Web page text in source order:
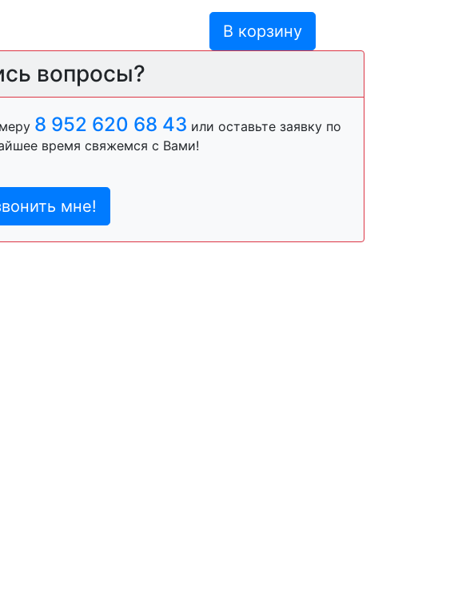
В корзину
вопросы?
8 952 620 68 43 или оставьте заявку по
время свяжемся с Вами!
мне!